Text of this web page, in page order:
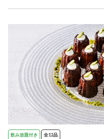
飲み放題付き 全12品